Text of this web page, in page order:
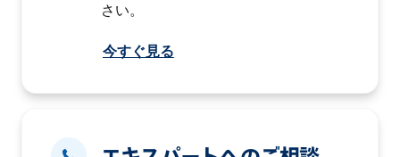
さい。
今すぐ見る